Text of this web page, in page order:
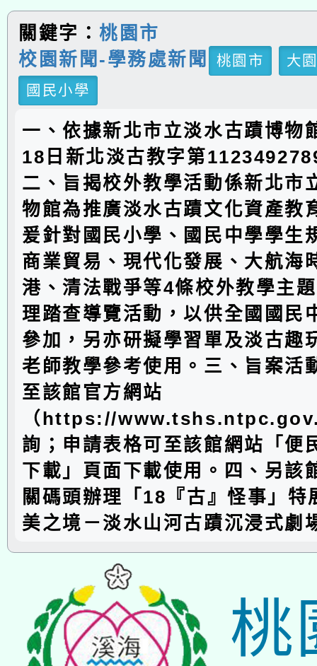
關鍵字：桃園市
校園新聞-學務處新聞
桃園市
大
國民小學
一、依據新北市立淡水古蹟博物
18日新北淡古教字第
二、旨揭校外教學活動係新北市
物館為推廣淡水古蹟文化資產教
爰針對國民小學、國民中學學生
商業貿易、現代化發展、大航海
港、清法戰爭等4條校外教學主
理踏查導覽活動，以供全國國民
參加，另亦研擬學習單及淡古趣
老師教學參考使用。三、旨案活
至該館官方網站
（https://
詢；申請表格可至該館網站「便
下載」頁面下載使用。四、另該
關碼頭辦理「18『古』怪事」特
美之境－淡水山河古蹟沉浸式劇
桃